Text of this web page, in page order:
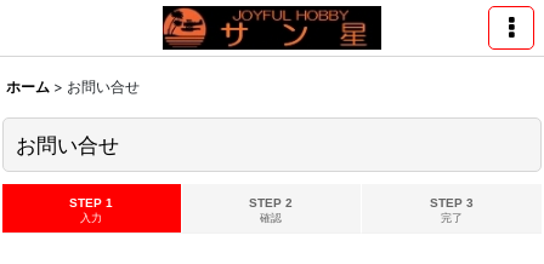
ホーム > お問い合せ
お問い合せ
STEP 1
入力
STEP 2
確認
STEP 3
完了